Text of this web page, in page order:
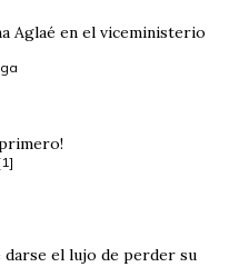
Aglaé en el viceministerio
darse el lujo de perder su